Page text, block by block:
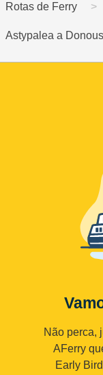
Rotas de Ferry
Astypalea a
Não perca,
AFerry
Early